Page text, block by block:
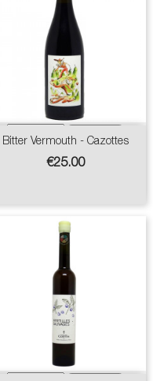
Bitter Vermouth - Cazottes
Price
€25.00